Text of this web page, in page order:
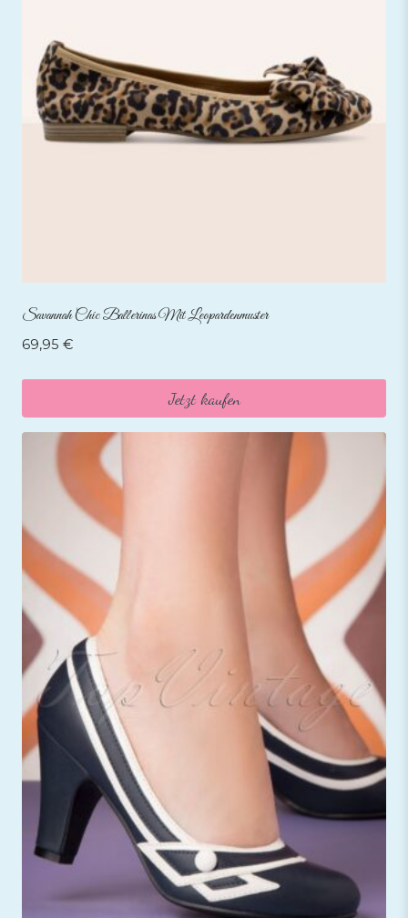
Savannah Chic Ballerinas Mit Leopardenmuster
69,95 €
Jetzt kaufen